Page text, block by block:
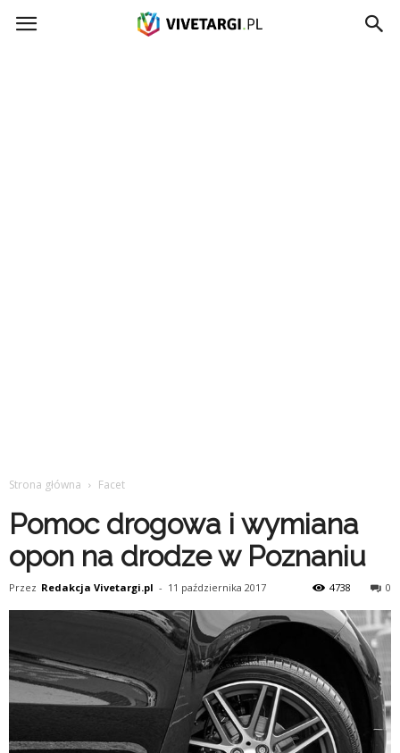
Vivetargi.pl
Strona główna Facet
Pomoc drogowa i wymiana
opon na drodze w Poznaniu
Przez Redakcja Vivetargi.pl - 11 października 2017 0
4738